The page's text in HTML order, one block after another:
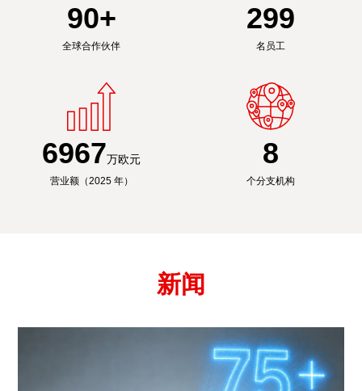
90+
全球合作伙伴
300
名员工
6991万欧元
营业额（2025 年）
8
个分支机构
新闻